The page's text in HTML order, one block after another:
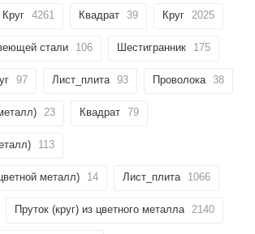
Круг 4261 Квадрат 39 Круг 2025
стали 106 Шестигранник 175
97 Лист_плита 93 Проволока 38
23 Квадрат 79
113
металл) 14 Лист_плита 1066
Пруток (круг) из цветного металла 2140